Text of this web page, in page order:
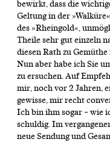
bewirkt, dass die
Geltung in der
des »Rheingold«,
Theile sehr gut einzeln
diesen Rath zu
Nun aber habe ich Sie
zu ersuchen. Auf
mir, noch vor 2 Jahren,
gewisse, mir recht
Ich bin ihm sogar – wie
schuldig. Im
neue Sendung und